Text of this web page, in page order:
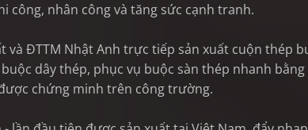
công, nhân công và tăng sức cạnh tranh.
và ĐTTM Nhật Anh trực tiếp sản xuất cuộn thép
dây thép, phục vụ buộc sàn thép nhanh bằng
chứng minh trên công trường.